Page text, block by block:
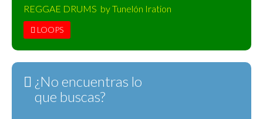
REGGAE DRUMS by Tunelón Iration
LOOPS
¿No encuentras lo
que buscas?